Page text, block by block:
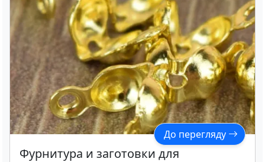
До перегляду
Фурнитура и заготовки для